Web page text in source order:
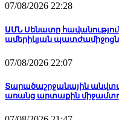
07/08/2026 22:28
ԱՄՆ Սենատը
ամերիկյան
07/08/2026 22:07
Տարածաշրջանային
առանց արտաքին